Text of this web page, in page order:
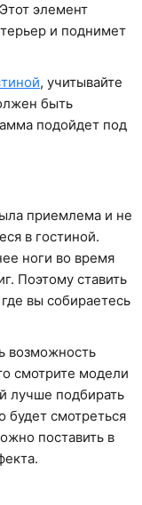
элемент
и поднимет
, учитывайте
быть
подойдет под
приемлема и не
в гостиной.
ноги во время
Поэтому ставить
вы собираетесь
возможность
смотрите модели
лучше подбирать
будет смотреться
поставить в